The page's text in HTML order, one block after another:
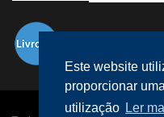
Este website
proporcionar
utilização Ler